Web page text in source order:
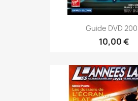
Guide DVD
10,00 €